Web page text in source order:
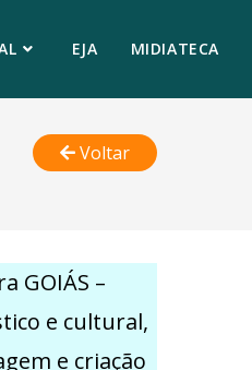
EJA MIDIATECA
Voltar
GOIÁS –
e cultural,
e criação